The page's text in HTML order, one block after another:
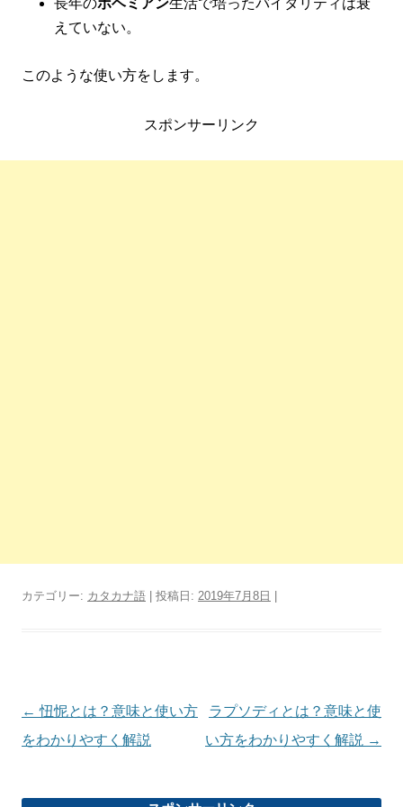
長年のボヘミアン生活で培ったバイタリティは衰
えていない。
このような使い方をします。
スポンサーリンク
カテゴリー: カタカナ語 | 投稿日: 2019年7月8日
投
稿
ビ
← 忸怩とは？意味と使い方
をわかりやすく解説
ラプソディとは？意味と使
い方をわかりやすく解説 →